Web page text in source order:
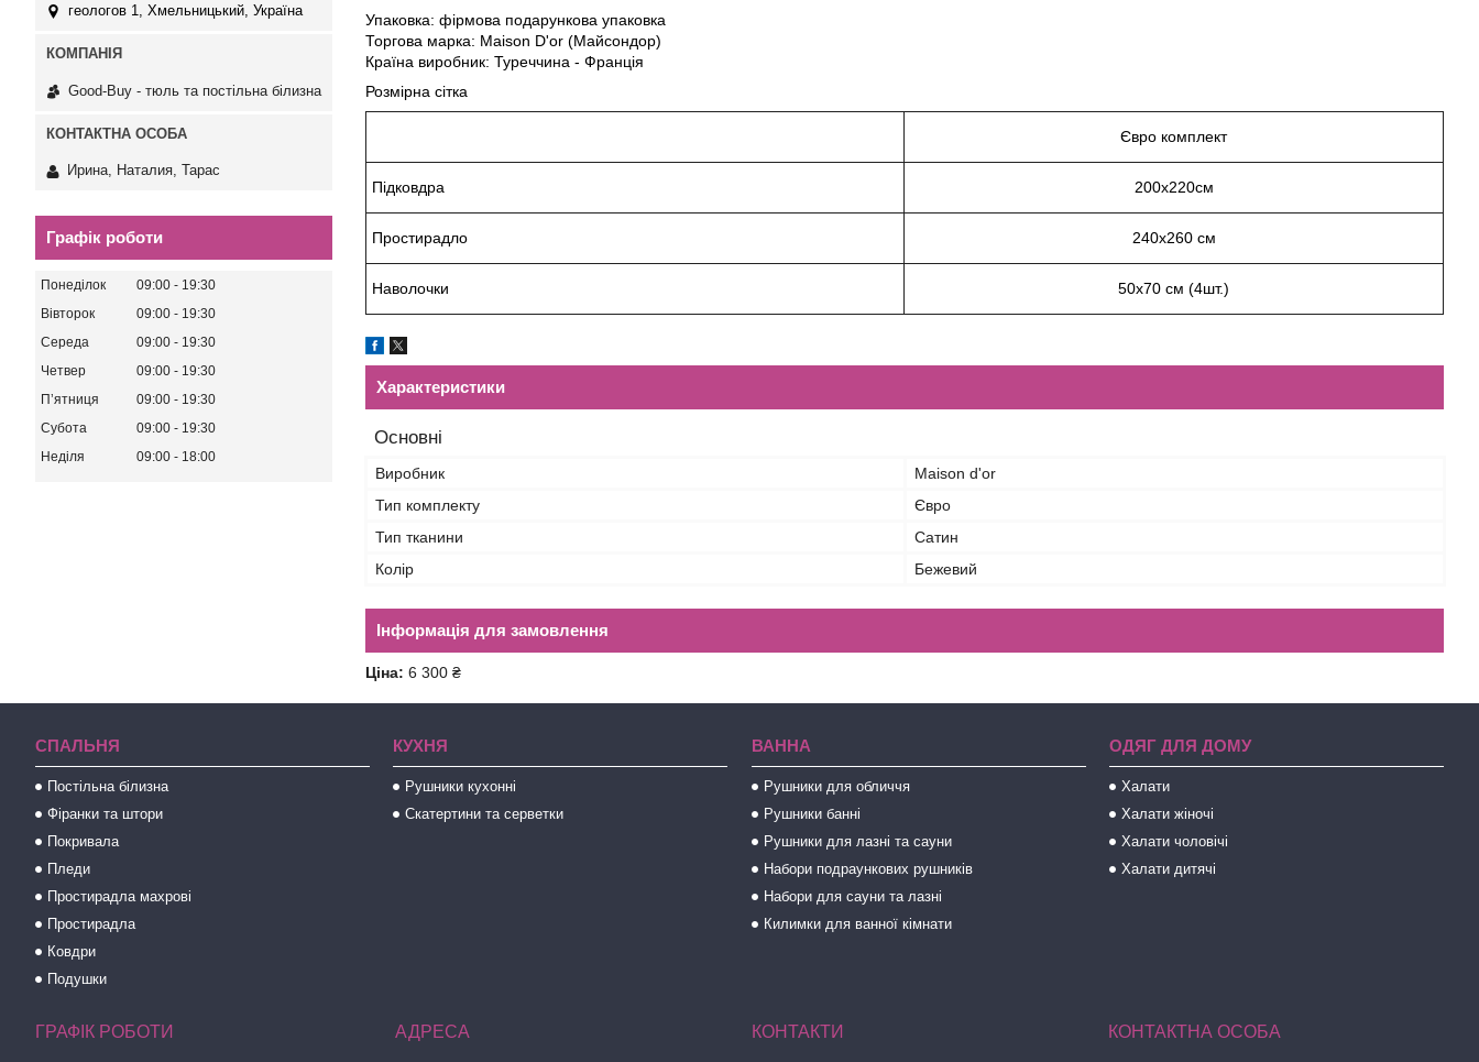
Упаковка: фірмова подарункова упаковка
Торгова марка: Maison D'or (Майсондор)
Країна виробник: Туреччина - Франція
Розмірна сітка
Євро комплект
Підковдра 200x220см
Простирадло 240х260 см
Наволочки 50х70 см (4шт.)
Характеристики
Основні
Виробник
Maison d'or
Тип комплекту
Євро
Тип тканини
Сатин
Колір
Бежевий
Інформація для замовлення
Ціна: 6 300 ₴
геологов 1, Хмельницький, Україна
Good-Buy - тюль та постільна білизна
Ирина, Наталия, Тарас
Графік роботи
Понеділок 09:00
19:30
Вівторок
09:00
19:30
Середа
09:00
19:30
Четвер
09:00
19:30
Пʼятниця
09:00
19:30
Субота
09:00
19:30
Неділя
09:00 18:00
СПАЛЬНЯ
Постільна білизна
Фіранки та штори
Покривала
Пледи
Простирадла махрові
Простирадла
Ковдри
Подушки
КУХНЯ
Рушники кухонні
Скатертини та серветки
ВАННА
Рушники для обличчя
Рушники банні
Рушники для лазні та сауни
Набори подраункових рушників
Набори для сауни та лазні
Килимки для ванної кімнати
ОДЯГ ДЛЯ ДОМУ
Халати
Халати жіночі
Халати чоловічі
Халати дитячі
ГРАФІК РОБОТИ